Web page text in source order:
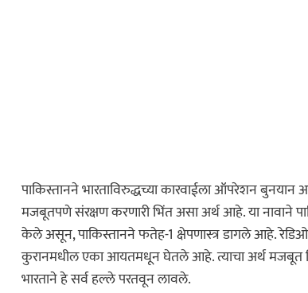
पाकिस्तानने भारताविरुद्धच्या कारवाईला ऑपरेशन
मजबूतपणे संरक्षण करणारी भिंत असा अर्थ आहे. या नावाने
केले असून, पाकिस्तानने फतेह-1 क्षेपणास्त्र डागले आहे.
कुरानमधील एका आयतमधून घेतले आहे. त्याचा अर्थ मजबूत
भारताने हे सर्व हल्ले परतवून लावले.